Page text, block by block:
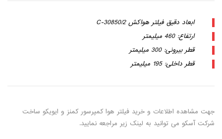
ابعاد دقیق فیلتر هواکش C-30850/2
ارتفاع: 460 میلیمتر
قطر بیرونی: 300 میلیمتر
قطر داخلی: 195 میلیمتر
جهت مشاهده اطلاعات و خرید فیلتر هوا کمپرسور کمنز و ایویکو ساخت
شرکت آسکو می توانید به لینک زیر مراجعه نمایید.